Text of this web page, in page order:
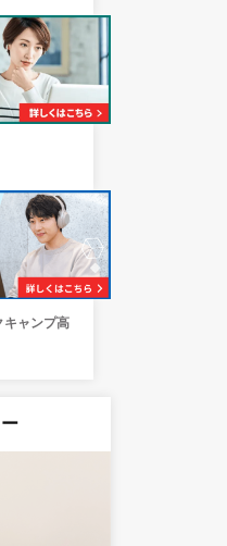
キャンプ高